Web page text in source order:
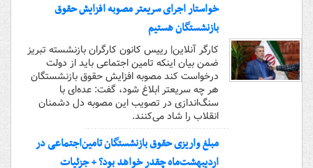
خواستار اجرای سریعتر مصوبه افزایش حقوق
بازنشستگان هستیم
کارگر آنلاین| رییس کانون کارگران بازنشسته تبریز
ضمن بیان اینکه تامین اجتماعی باید از دولت
درخواست کند مصوبه افزایش حقوق بازنشستگان
هر چه سریعتر ابلاغ شود، گفت: عده‌ای با
سنگ‌اندازی در تصویب این مصوبه دل دشمنان
انقلاب را شاد می‌کنند.
مبلغ واریزی حقوق بازنشستگان تامین‌اجتماعی در
اردیبهشت‌ماه چقدر خواهد بود؟ + جزئیات